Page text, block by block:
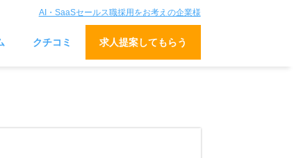
AI・SaaSセールス職採用をお考えの企業様
クチコミ 求人提案してもらう